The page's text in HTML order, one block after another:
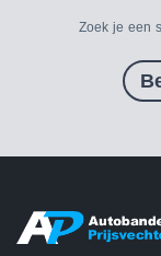
Zoek je een